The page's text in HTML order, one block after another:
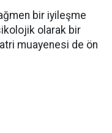
bir iyileşme
olarak bir
muayenesi de ön